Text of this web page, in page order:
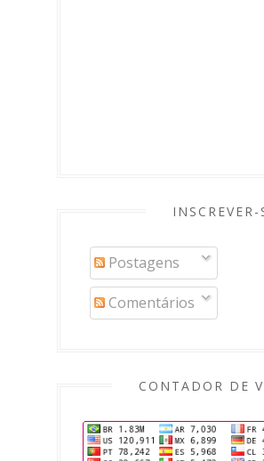
INSCREVER-
Postagens
Comentários
CONTADOR DE